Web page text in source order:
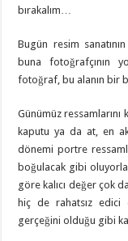
bırakalım…
Bugün resim
buna fotoğrafçının
fotoğraf, bu alanın bir
Günümüz
kaputu ya da at, en
dönemi portre
boğulacak gibi
göre kalıcı değer çok
hiç de rahatsız edici
gerçeğini olduğu gibi